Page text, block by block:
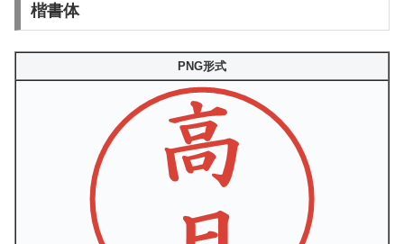
楷書体
PNG形式